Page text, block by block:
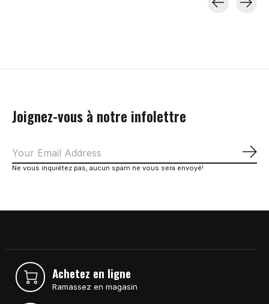
Joignez-vous à notre infolettre
Ne vous inquiétez pas, aucun spam ne vous sera envoyé!
Achetez en ligne
Ramassez en magasin